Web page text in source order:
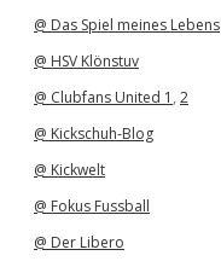
@ Das Spiel meines Lebens
@ HSV Klönstuv
@ Clubfans United 1 , 2
@ Kickschuh-Blog
@ Kickwelt
@ Fokus Fussball
@ Der Libero